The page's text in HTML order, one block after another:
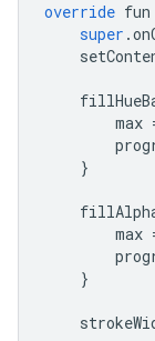
override fun
super .
max
}
max
}